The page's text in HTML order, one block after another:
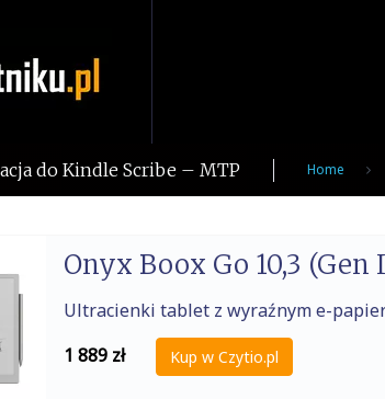
do Kindle Scribe – MTP Home
Onyx Boox Go 10,3
Ultracienki tablet z wyraźnym e-
1 889 zł Kup w Czytio.pl